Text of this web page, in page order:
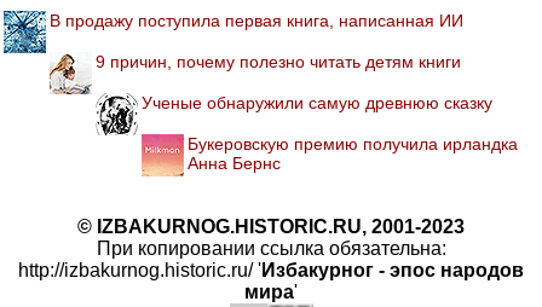
В продажу поступила первая книга, написанная ИИ
9 причин, почему полезно читать детям книги
Ученые обнаружили самую древнюю сказку
Букеровскую премию получила ирландка
Анна Бернс
© IZBAKURNOG.HISTORIC.RU, 2001-2023
При копировании ссылка обязательна:
http://izbakurnog.historic.ru/ 'Избакурног - эпос народов
мира'